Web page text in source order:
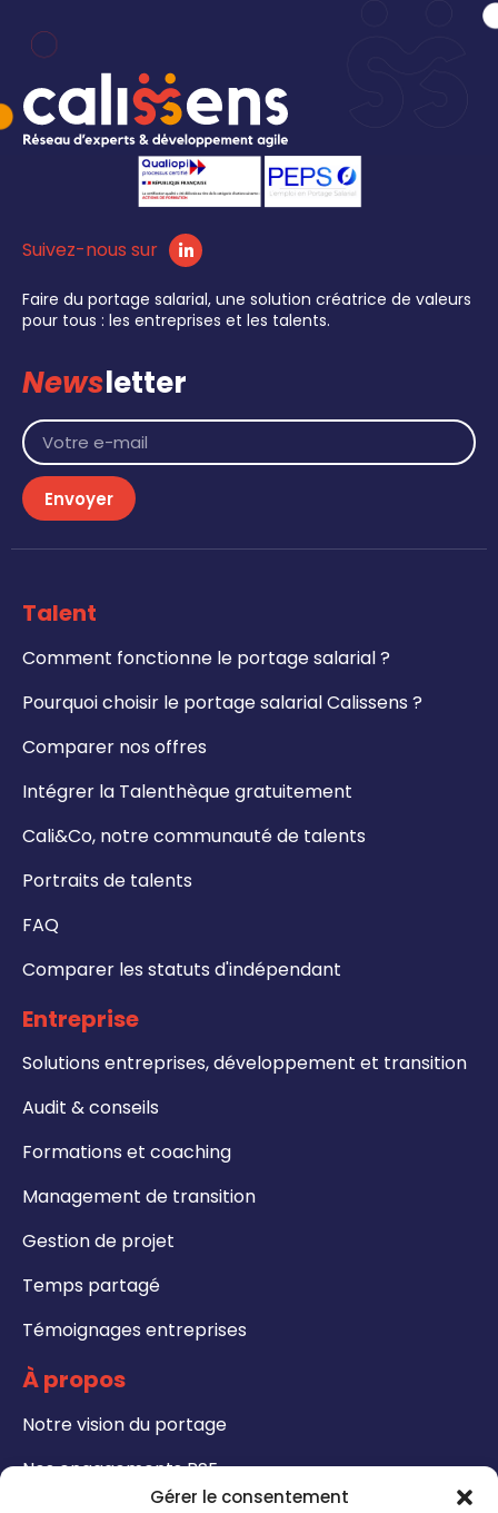
Gérer le consentement
Suivez-nous sur
Faire du portage salarial, une solution créatrice de valeurs
pour tous : les entreprises et les talents.
Newsletter
Envoyer
Talent
Comment fonctionne le portage salarial ?
Pourquoi choisir le portage salarial Calissens ?
Comparer nos offres
Intégrer la Talenthèque gratuitement
Cali&Co, notre communauté de talents
Portraits de talents
FAQ
Comparer les statuts d'indépendant
Entreprise
Solutions entreprises, développement et transition
Audit & conseils
Formations et coaching
Management de transition
Gestion de projet
Temps partagé
Témoignages entreprises
À propos
Notre vision du portage
Nos engagements RSE